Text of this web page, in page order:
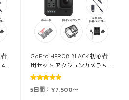
GoPro HERO8 BLACK 初心者
用セット アクションカメラ 5…
5段階中
5日間：¥7,500～